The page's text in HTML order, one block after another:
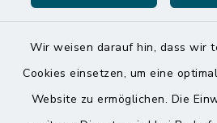
Wir weisen darauf hin, dass wir
Cookies einsetzen, um eine
Website zu ermöglichen. Die
Kontakt